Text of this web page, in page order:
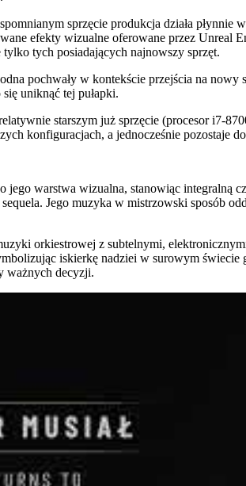
sprzęcie produkcja działa
efekty wizualne oferowane przez Unreal
tych posiadających najnowszy sprzęt.
pochwały w kontekście przejścia na
uniknąć tej pułapki.
starszym już sprzęcie (procesor i7-
konfiguracjach, a jednocześnie
warstwa wizualna, stanowiąc integralną
Jego muzyka w mistrzowski sposób
orkiestrowej z subtelnymi,
iskierkę nadziei w surowym
ważnych decyzji.